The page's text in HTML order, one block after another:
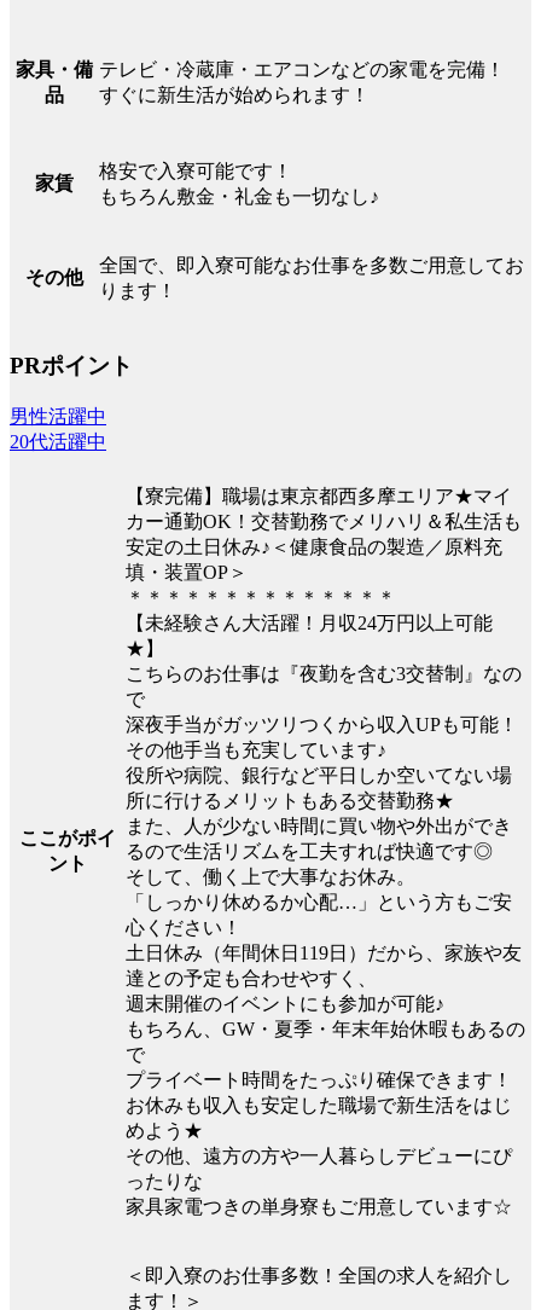
家具・備
品
テレビ・冷蔵庫・エアコンなどの家電を完備！
すぐに新生活が始められます！
家賃
格安で入寮可能です！
もちろん敷金・礼金も一切なし♪
その他
全国で、即入寮可能なお仕事を多数ご用意してお
ります！
PRポイント
男性活躍中
20代活躍中
ここがポイ
ント
【寮完備】職場は東京都西多摩エリア★マイ
カー通勤OK！交替勤務でメリハリ＆私生活も
安定の土日休み♪＜健康食品の製造／原料充
填・装置OP＞
＊＊＊＊＊＊＊＊＊＊＊＊＊＊
【未経験さん大活躍！月収24万円以上可能
★】
こちらのお仕事は『夜勤を含む3交替制』なの
で
深夜手当がガッツリつくから収入UPも可能！
その他手当も充実しています♪
役所や病院、銀行など平日しか空いてない場
所に行けるメリットもある交替勤務★
また、人が少ない時間に買い物や外出ができ
るので生活リズムを工夫すれば快適です◎
そして、働く上で大事なお休み。
「しっかり休めるか心配…」という方もご安
心ください！
土日休み（年間休日119日）だから、家族や友
達との予定も合わせやすく、
週末開催のイベントにも参加が可能♪
もちろん、GW・夏季・年末年始休暇もあるの
で
プライベート時間をたっぷり確保できます！
お休みも収入も安定した職場で新生活をはじ
めよう★
その他、遠方の方や一人暮らしデビューにぴ
ったりな
家具家電つきの単身寮もご用意しています☆
＜即入寮のお仕事多数！全国の求人を紹介し
ます！＞